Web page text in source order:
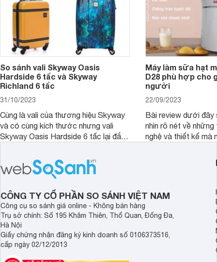
So sánh vali Skyway Oasis
Hardside 6 tấc và Skyway
Richland 6 tấc
31/10/2023
Cùng là vali của thương hiệu Skyway
và có cùng kích thước nhưng vali
Skyway Oasis Hardside 6 tấc lại đắt
triệu đồng.
Máy làm sữa hạt
D28 phù hợp cho
người
22/09/2023
Bài review dưới đây
nhìn rõ nét về những
nghệ và thiết kế mà
thể đưa ra quyết
CÔNG TY CỔ PHẦN SO SÁNH VIỆT NAM
Công cụ so sánh giá online - Không bán hàng
Trụ sở chính: Số 195 Khâm Thiên, Thổ Quan, Đống Đa,
Hà Nội
Giấy chứng nhận đăng ký kinh doanh số 0106373516,
cấp ngày 02/12/2013